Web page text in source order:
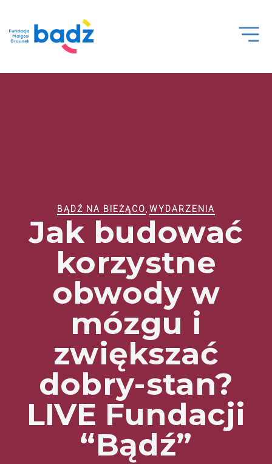
Open
BĄDŹ NA BIEŻĄCO WYDARZENIA
Jak budować
korzystne
obwody w
mózgu i
zwiększać
dobry-stan?
LIVE Fundacji
“Bądź”